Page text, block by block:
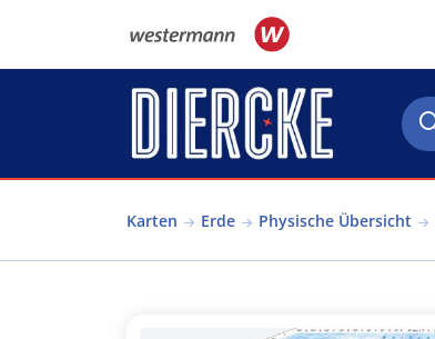
Karten Erde Physische Übersicht